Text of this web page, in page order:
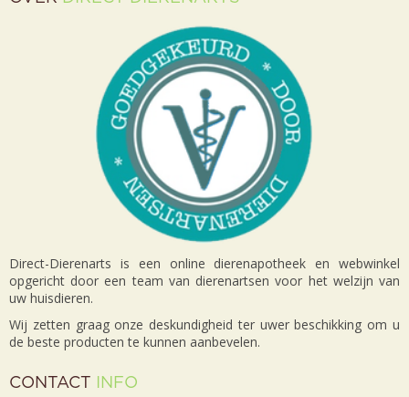
Direct-Dierenarts is een online dierenapotheek en webwinkel
opgericht door een team van dierenartsen voor het welzijn van
uw huisdieren.
Wij zetten graag onze deskundigheid ter uwer beschikking om u
de beste producten te kunnen aanbevelen.
CONTACT INFO